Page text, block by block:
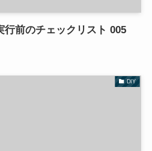
前のチェックリスト 005
DIY